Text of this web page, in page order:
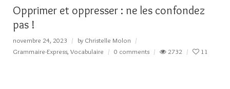
Opprimer et oppresser : ne les confondez
pas !
novembre 24, 2023 by Christelle Molon
Grammaire-Express, Vocabulaire 0 comments 2732 11